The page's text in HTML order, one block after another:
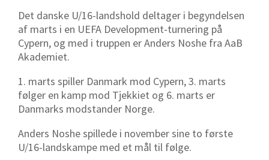
Det danske U/16-landshold deltager i begyndelsen
af marts i en UEFA Development-turnering på
Cypern, og med i truppen er Anders Noshe fra AaB
Akademiet.
1. marts spiller Danmark mod Cypern, 3. marts
følger en kamp mod Tjekkiet og 6. marts er
Danmarks modstander Norge.
Anders Noshe spillede i november sine to første
U/16-landskampe med et mål til følge.